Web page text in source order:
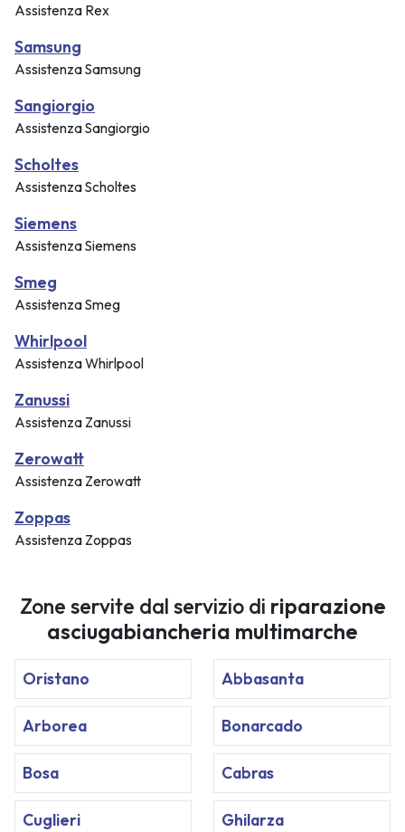
Assistenza Rex
Samsung
Assistenza Samsung
Sangiorgio
Assistenza Sangiorgio
Scholtes
Assistenza Scholtes
Siemens
Assistenza Siemens
Smeg
Assistenza Smeg
Whirlpool
Assistenza Whirlpool
Zanussi
Assistenza Zanussi
Zerowatt
Assistenza Zerowatt
Zoppas
Assistenza Zoppas
Zone servite dal servizio di riparazione
asciugabiancheria multimarche
Oristano Abbasanta
Arborea Bonarcado
Bosa Cabras
Cuglieri Ghilarza